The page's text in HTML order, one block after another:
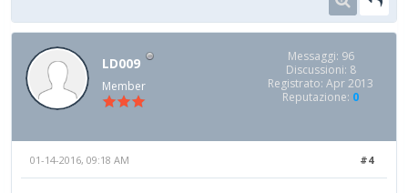
LD009
Member
Messaggi: 96
Discussioni: 8
Registrato: Apr 2013
Reputazione: 0
#4
01-14-2016, 09:18 AM